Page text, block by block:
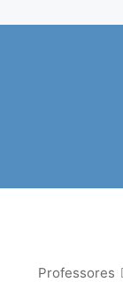
Professores